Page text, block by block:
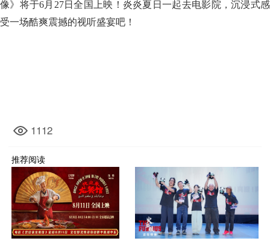
像》将于6月27日全国上映！炎炎夏日一起去电影院，沉浸式感
受一场酷爽震撼的视听盛宴吧！
1112
推荐阅读